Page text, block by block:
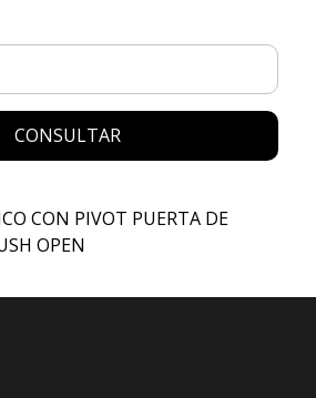
CONSULTAR
CON PIVOT PUERTA DE
OPEN